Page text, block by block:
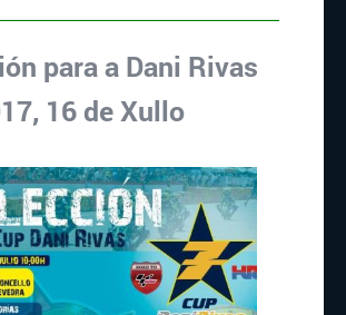
para a Dani Rivas
16 de Xullo